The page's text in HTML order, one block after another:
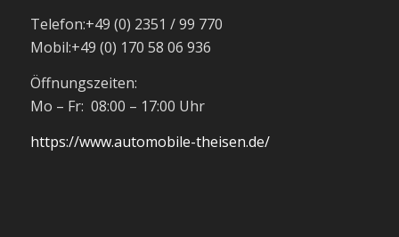
Telefon:+49 (0) 2351 / 99 770
Mobil:+49 (0) 170 58 06 936
Öffnungszeiten:
Mo – Fr: 08:00 – 17:00 Uhr
https://www.automobile-theisen.de/